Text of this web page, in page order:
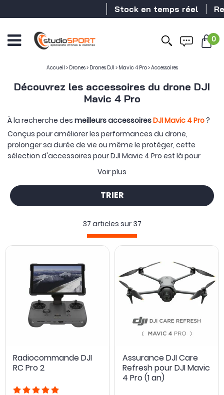
Stock en temps réel
0
Accueil > Drones> Drones DJI > Mavic 4 Pro>Accessoires
Découvrez les accessoires du drone DJI
Mavic 4 Pro
À la recherche des meilleurs accessoiresDJI Mavic 4 Pro?
Conçus pour améliorer les performances du drone,
prolonger sa durée de vie ou même le protéger, cette
sélection d'accessoires pour DJI Mavic 4 Pro est là pour
vous ! Retrouvez ici des accessoires officiels mais aussi
des références conçus par des fabricants de renom
comme
cette sélection complète d' accessoires Mavic 4 Pro
références sur le marché.
Si vous êtes à la recherche defiltres pour DJI Mavic 4 Pro
c'est par ici que ça se passe !
Voir plus
TRIER
37 articles sur 37
Radiocommande DJI
RC Pro 2
Assurance DJI Care
Refresh pour DJI Mavic
4 Pro (1 an)